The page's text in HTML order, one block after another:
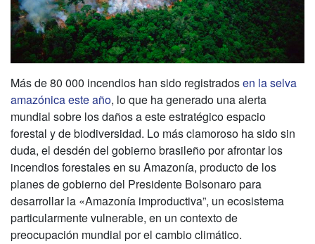
Más de 80 000 incendios han sido registradosen la selva
amazónica este año, lo que ha generado una alerta
mundial sobre los daños a este estratégico espacio
forestal y de biodiversidad. Lo más clamoroso ha sido sin
duda, el desdén del gobierno brasileño por afrontar los
incendios forestales en su Amazonía, producto de los
planes de gobierno del Presidente Bolsonaro para
desarrollar la «Amazonía improductiva”, un ecosistema
particularmente vulnerable, en un contexto de
preocupación mundial por el cambio climático.